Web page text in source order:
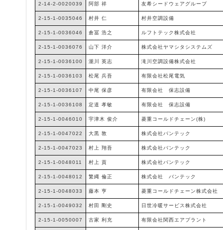
2-14-2-0020039 阿部 祥 友希シードウェアグループ
2-15-1-0035046 村井 仁 村井空調設備
2-15-1-0036046 倉冨 浩之 ルフトテック株式会社
2-15-1-0036076 山下 洋介 株式会社ヤマシタシステムズ
2-15-1-0036100 瀧川 英志 滝川空調設備株式会社
2-15-1-0036103 松尾 兵吾 有限会社松尾電気
2-15-1-0036107 中尾 保彦 有限会社 保志設備
2-15-1-0036108 定道 孝敏 有限会社 保志設備
2-15-1-0046010 宇津木 俊介 菱重コールドチェーン(株)
2-15-1-0047022 大黒 敦 株式会社バンテック
2-15-1-0047023 村上 翔吾 株式会社バンテック
2-15-1-0048011 村上 貢 株式会社バンテック
2-15-1-0048012 繁縄 倫正 株式会社 バンテック
2-15-1-0048033 藤本 亨 菱重コールドチェーン株式会社
2-15-1-0049032 村田 剛史 日世冷暖サービス株式会社
2-15-1-0050007 古家 利充 有限会社関西エアプラント